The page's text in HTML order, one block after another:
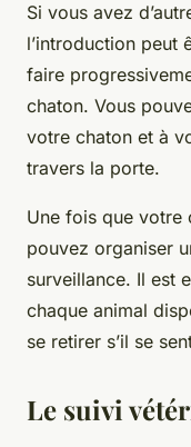
Si vous avez
l’introduction peut
faire
chaton. Vous
votre chaton et à
travers la porte.
Une fois que votre
pouvez organiser
surveillance. Il est
chaque animal
se retirer s’il se
Le suivi